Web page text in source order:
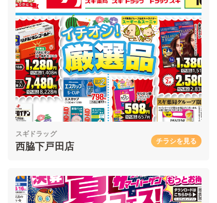
スギドラッグ
西脇下戸田店 チラシを見る